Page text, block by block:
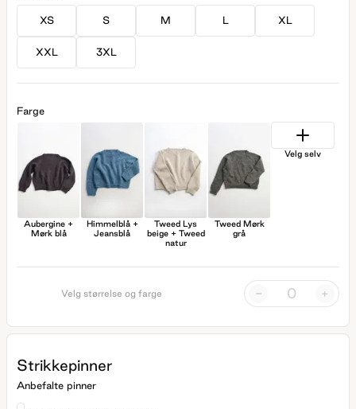
XS S M L XL
XXL 3XL
Farge
Aubergine +
Mørk blå
Himmelblå +
Jeansblå
Tweed Lys
beige + Tweed
natur
Tweed Mørk
grå
Velg selv
Velg størrelse og farge - +
Strikkepinner
Anbefalte pinner